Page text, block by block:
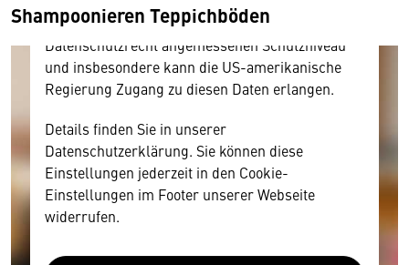
Shampoonieren Teppichböden
Diese Daten unterliegen keinem dem EU-
Datenschutzrecht angemessenen Schutzniveau
und insbesondere kann die US-amerikanische
Regierung Zugang zu diesen Daten erlangen.
Details finden Sie in unserer
Datenschutzerklärung. Sie können diese
Einstellungen jederzeit in den Cookie-
Einstellungen im Footer unserer Webseite
widerrufen.